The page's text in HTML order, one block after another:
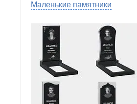
Маленькие памятники